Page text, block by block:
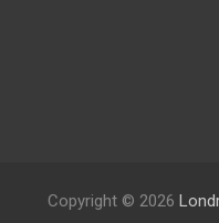
Copyright © 2026